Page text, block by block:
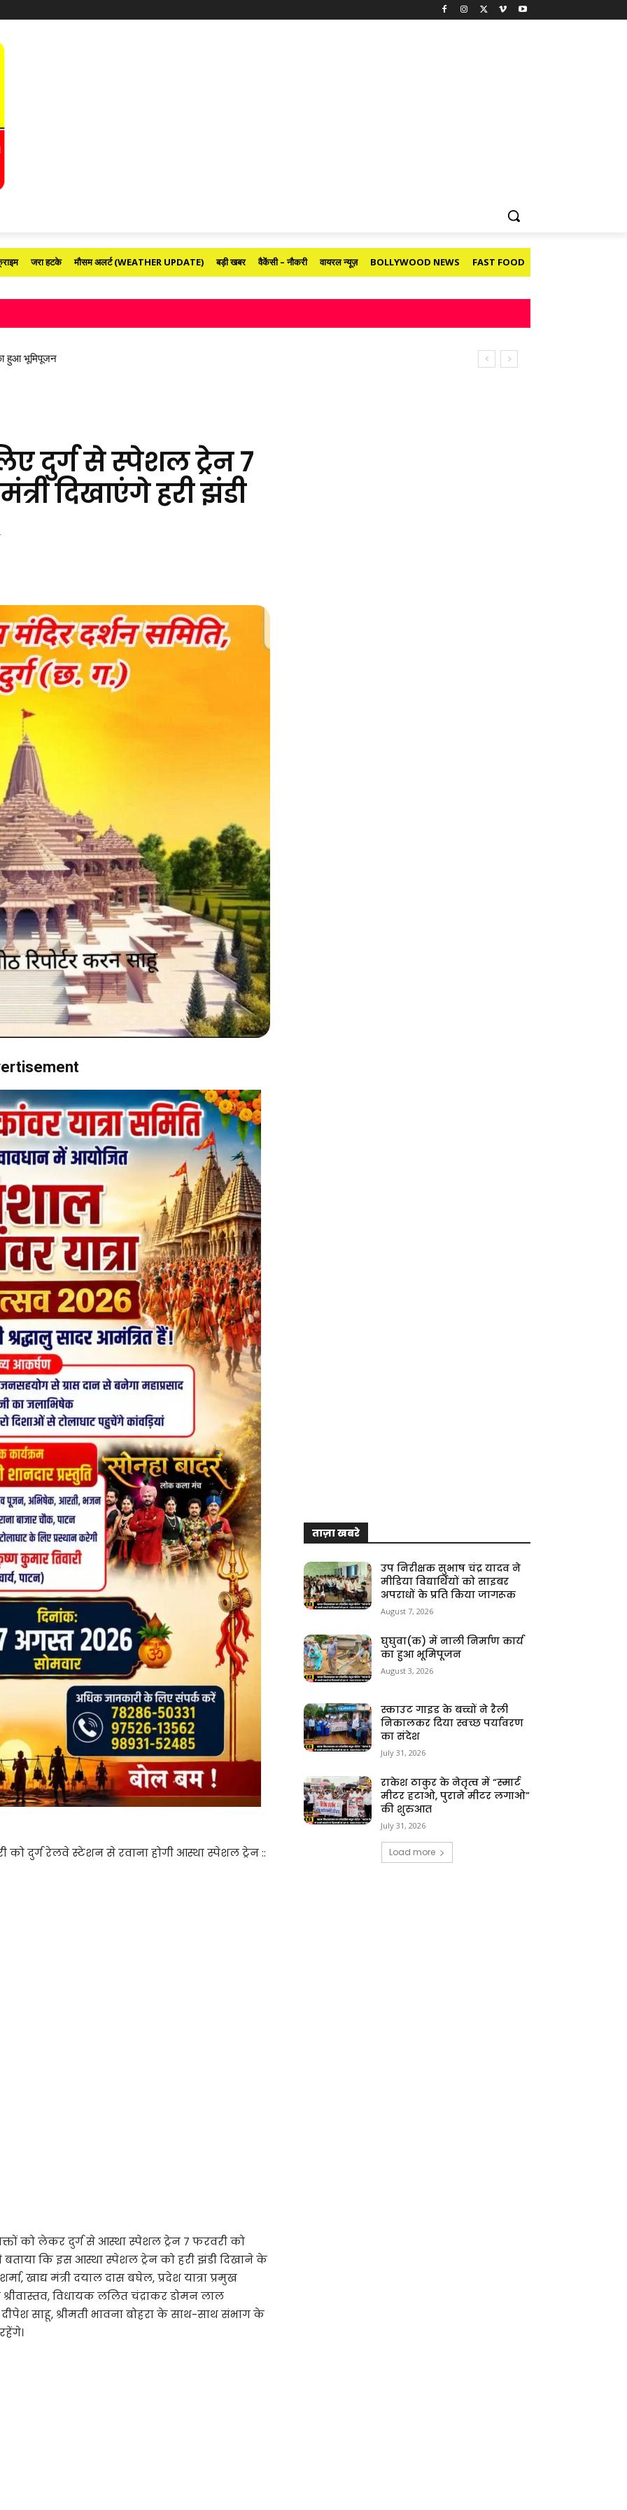
जरा हटके मौसम अलर्ट (WEATHER UPDATE) बड़ी खबर वैकेंसी – नौकरी वायरल न्यूज़ BOLLYWOOD NEWS FAST FOOD
दिया स्वच्छ पर्यावरण का संदेश
दुर्ग से स्पेशल ट्रेन 7
दिखाएंगे हरी झंडी
दुर्ग रेलवे स्टेशन से रवाना होगी आस्था स्पेशल ट्रेन ::
को लेकर दुर्ग से आस्था स्पेशल ट्रेन 7 फरवरी को
ने बताया कि इस आस्था स्पेशल ट्रेन को हरी झंडी दिखाने के
खाद्य मंत्री दयाल दास बघेल, प्रदेश यात्रा प्रमुख
विधायक ललित चंद्राकर डोमन लाल
साहू, श्रीमती भावना बोहरा के साथ-साथ संभाग के
ताज़ा खबरे
उप निरीक्षक सुभाष चंद्र यादव ने
मीडिया विद्यार्थियों को साइबर
अपराधों के प्रति किया जागरूक
August 7, 2026
घुघुवा(क) में नाली निर्माण कार्य
का हुआ भूमिपूजन
August 3, 2026
स्काउट गाइड के बच्चों ने रैली
निकालकर दिया स्वच्छ पर्यावरण
का संदेश
July 31, 2026
राकेश ठाकुर के नेतृत्व में “स्मार्ट
मीटर हटाओ, पुराने मीटर लगाओ”
की शुरुआत
July 31, 2026
Load more